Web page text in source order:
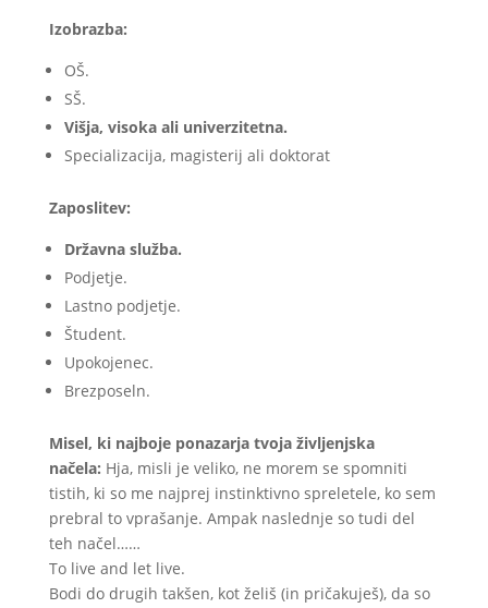
Izobrazba:
OŠ.
SŠ.
Višja, visoka ali univerzitetna.
Specializacija, magisterij ali doktorat
Zaposlitev:
Državna služba.
Podjetje.
Lastno podjetje.
Študent.
Upokojenec.
Brezposeln.
Misel, ki najboje ponazarja tvoja življenjska
načela: Hja, misli je veliko, ne morem se spomniti
tistih, ki so me najprej instinktivno spreletele, ko sem
prebral to vprašanje. Ampak naslednje so tudi del
teh načel……
To live and let live.
Bodi do drugih takšen, kot želiš (in pričakuješ), da so